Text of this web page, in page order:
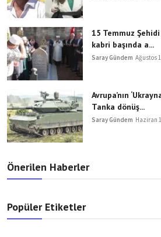
15 Temmuz
kabri başında a...
Saray Gündem Ağustos
Avrupa’nın
Tanka dönüş...
Saray Gündem Haziran
Önerilen Haberler
Popüler Etiketler